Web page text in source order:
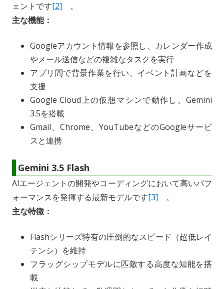
ェントです[2]
。
主な機能：
Googleアカウント情報を参照し、カレンダー作成
やメール送信などの複雑なタスクを実行
アプリ間で背景作業を行い、イベント計画などを
支援
Google Cloud上の仮想マシンで動作し、Gemini
3.5を搭載
Gmail、Chrome、YouTubeなどのGoogleサービ
スと連携
Gemini 3.5 Flash
AIエージェントの開発やコーディングにおいて高いパフ
ォーマンスを発揮する最新モデルです[3]
。
主な特徴：
Flashシリーズ特有の圧倒的なスピード（超低レイ
テンシ）を維持
フラッグシップモデルに匹敵する高度な知能を搭
載